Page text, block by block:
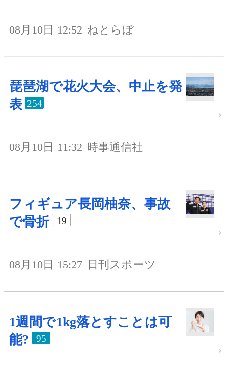
08月10日 12:52 ねとらぼ
琵琶湖で花火大会、中止を発
表 254
08月10日 11:32 時事通信社
フィギュア長岡柚奈、事故
で骨折
19
08月10日 15:27 日刊スポーツ
1週間で1kg落とすことは可
能?
95